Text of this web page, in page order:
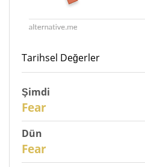
Tarihsel Değerler
Şimdi
Fear
Dün
Fear